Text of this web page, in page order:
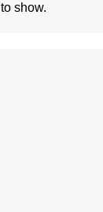
show.